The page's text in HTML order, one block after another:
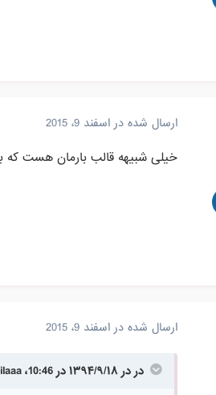
ارسال شده در اسفند 9، 2015
خیلی شبیهه قالب بارمان هست
ارسال شده در اسفند 9، 2015
در در ۱۳۹۴/۹/۱۸ در 10:46، leilaaa گفته است :